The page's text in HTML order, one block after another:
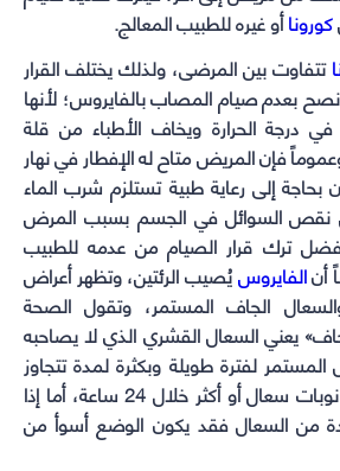
كوروناأو غيره للطبيب المعالج.
تتفاوت بين المرضى، ولذلك يختلف القرار
بعدم صيام المصاب بالفايروس؛ لأنها
درجة الحرارة ويخاف الأطباء من قلة
فإن المريض متاح له الإفطار في نهار
إلى رعاية طبية تستلزم شرب الماء
نقص السوائل في الجسم بسبب المرض
ترك قرار الصيام من عدمه للطبيب
أنالفايروسيُصيب الرئتين، وتظهر أعراض
الجاف المستمر، وتقول الصحة
يعني السعال القشري الذي لا يصاحبه
لفترة طويلة وبكثرة لمدة تتجاوز
ساعة، أو حدوث ثلاث نوبات سعال أو أكثر خلال 24 ساعة، أما إذا
من السعال فقد يكون الوضع أسوأ من
new
new
new
new